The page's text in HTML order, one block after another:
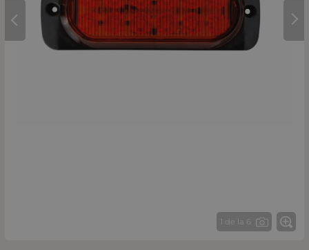
1 de la 6